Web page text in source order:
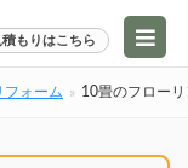
もりはこちら
フォーム 10畳のフロー